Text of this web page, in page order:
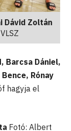
Dávid Zoltán
Barcsa Dániel,
Rónay
hagyja el
Fotó: Albert